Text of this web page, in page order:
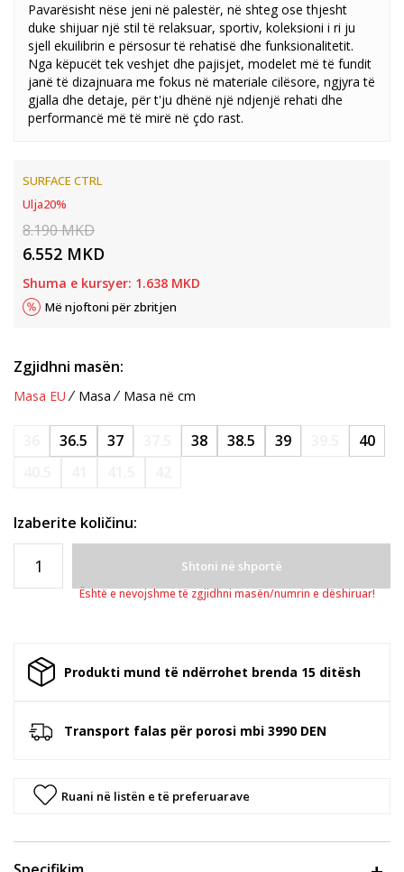
Pavarësisht nëse jeni në palestër, në shteg ose thjesht
duke shijuar një stil të relaksuar, sportiv, koleksioni i ri ju
sjell ekuilibrin e përsosur të rehatisë dhe funksionalitetit.
Nga këpucët tek veshjet dhe pajisjet, modelet më të fundit
janë të dizajnuara me fokus në materiale cilësore, ngjyra të
gjalla dhe detaje, për t'ju dhënë një ndjenjë rehati dhe
performancë më të mirë në çdo rast.
SURFACE CTRL
Ulja20%
8.190MKD
6.552 MKD
Shuma e kursyer: 1.638 MKD
Më njoftoni për zbritjen
Zgjidhni masën:
Masa EU Masa Masa në cm
36.5 37 38 38.5 39
40
Izaberite količinu:
Shtoni në shportë
Është e nevojshme të zgjidhni masën/numrin e dëshiruar!
Produkti mund të ndërrohet brenda 15 ditësh
Transport falas për porosi mbi 3990 DEN
Ruani në listën e të preferuarave